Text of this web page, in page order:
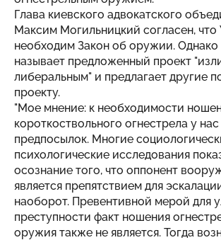
Глава киевского адвокатского
Максим Могильницкий согласен, что
необходим Закон об оружии.
называет предложенный проект
либеральным" и предлагает другие
проекту.
"Мое мнение: к необходимости
короткоствольного огнестрела у
предпосылок. Многие
психологические исследования
осознание того, что оппонент
является препятствием для
наоборот. Превентивной мерой для
преступности факт ношения
оружия также не является. Тогда